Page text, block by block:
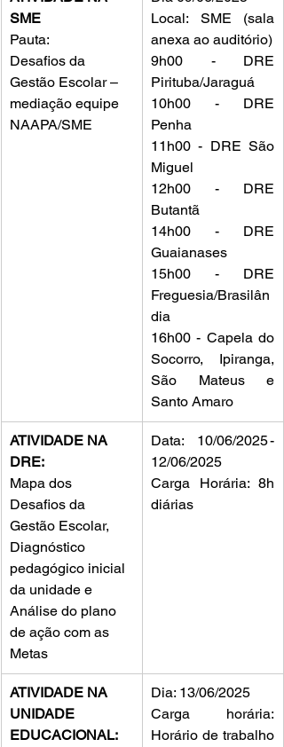
SME
Pauta:
Desafios da
Gestão Escolar –
mediação equipe
NAAPA/SME
Local: SME (sala
anexa ao auditório)
9h00 - DRE
Pirituba/Jaraguá
10h00 - DRE
Penha
11h00 - DRE São
Miguel
12h00 - DRE
Butantã
14h00 - DRE
Guaianases
15h00 - DRE
Freguesia/Brasilân
dia
16h00 - Capela do
Socorro, Ipiranga,
São Mateus e
Santo Amaro
ATIVIDADE NA
DRE:
Mapa dos
Desafios da
Gestão Escolar,
Diagnóstico
pedagógico inicial
da unidade e
Análise do plano
de ação com as
Metas
Data: 10/06/2025 -
12/06/2025
Carga Horária: 8h
diárias
ATIVIDADE NA
UNIDADE
EDUCACIONAL:
Dia: 13/06/2025
Carga horária:
Horário de trabalho